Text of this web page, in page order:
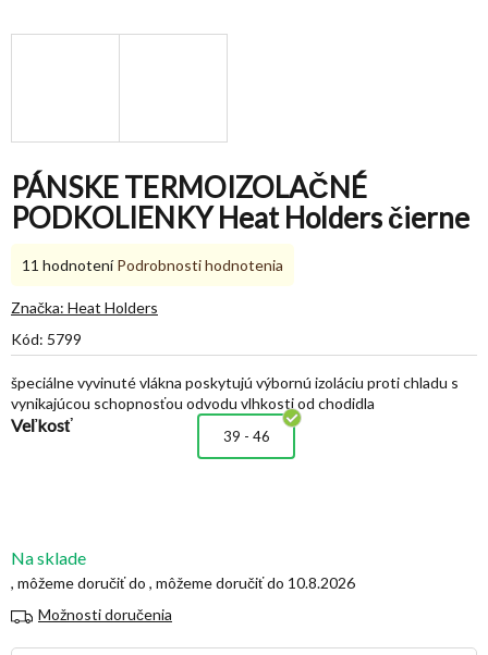
PÁNSKE TERMOIZOLAČNÉ
PODKOLIENKY Heat Holders čierne
Kód: 5799
Veľkosť
39 - 46
Na sklade
10.8.2026
Možnosti doručenia
špeciálne vyvinuté vlákna poskytujú výbornú izoláciu proti chladu s
vynikajúcou schopnosťou odvodu vlhkosti od chodidla
Priemerné
produktu
5,0
5
hviezdičiek.
11 hodnotení Podrobnosti hodnotenia
Značka: Heat Holders